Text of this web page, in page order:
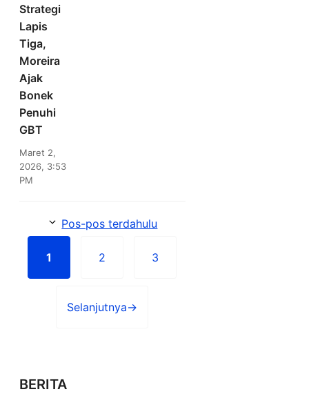
Strategi
Lapis
Tiga,
Moreira
Ajak
Bonek
Penuhi
GBT
Maret 2,
2026, 3:53
PM
Pos-pos terdahulu
Halaman
1
Halaman
2
Halaman
3
Selanjutnya→
BERITA